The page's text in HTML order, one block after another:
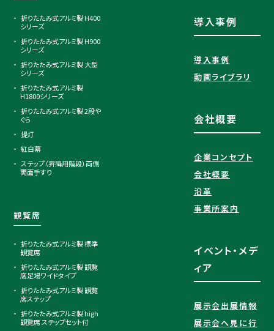
折りたたみ式アルミ製 H400
シリーズ
折りたたみ式アルミ製 H900
シリーズ
折りたたみ式アルミ製 大型
シリーズ
折りたたみ式アルミ製
H1800シリーズ
折りたたみ式アルミ製 2段や
ぐら
提灯
紅白幕
ステップ（昇降用階段）両側
両面手すり
観覧席
折りたたみ式アルミ製 標準
観覧席
折りたたみ式アルミ製 観覧
席足場ワイドタイプ
折りたたみ式アルミ製 観覧
席ステップ
折りたたみ式アルミ製 high
観覧席 ステップセット付
導入事例
導入事例
動画ライブラリ
会社概要
企業コンセプト
会社概要
沿革
事業所案内
イベント・メデ
ィア
展示会出展情報
展示会へ見に行